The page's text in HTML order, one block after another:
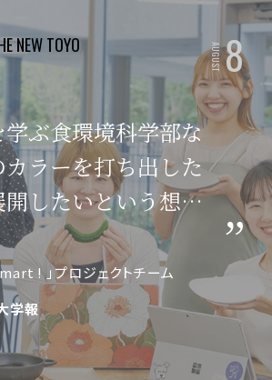
06 東洋大学の社会貢
NEW TOYO AUGUST8
ぶ食環境科学部な
ラーを打ち出した
したいという想い
ロジェクトはスタ
た。
! 」プロジェクトチーム
学報